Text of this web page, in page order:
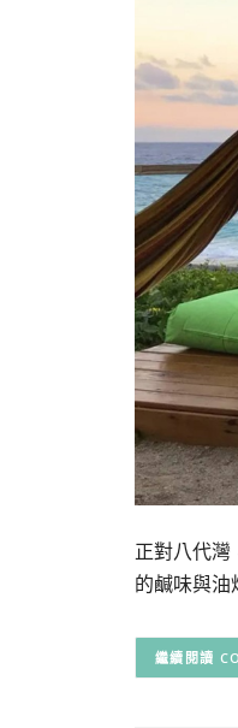
正對八代
的鹹味與